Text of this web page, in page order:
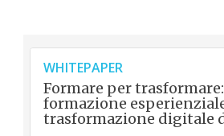
WHITEPAPER
Formare per
formazione
trasformazione digitale